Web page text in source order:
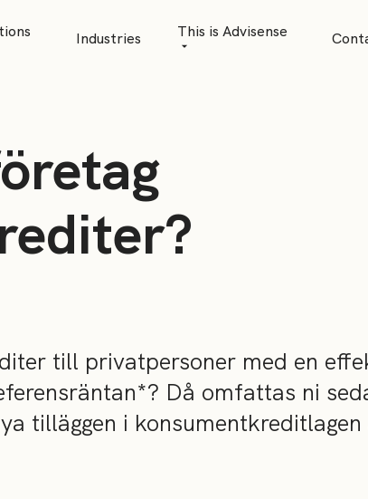
Industries This is Advisense
till privatpersoner med en
Då omfattas ni
tilläggen i konsumentkreditlagen